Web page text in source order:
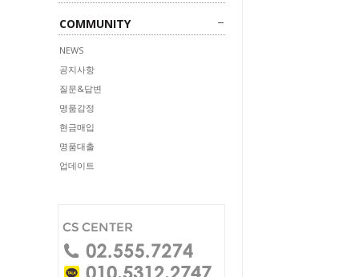
COMMUNITY
NEWS
공지사항
질문&답변
명품감정
현금매입
명품대출
업데이트